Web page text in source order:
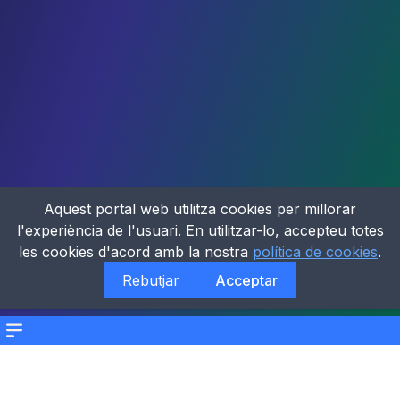
Menu
Aquest portal web utilitza cookies per millorar
l'experiència de l'usuari. En utilitzar-lo, accepteu totes
les cookies d'acord amb la nostra política de cookies.
Rebutjar
Acceptar